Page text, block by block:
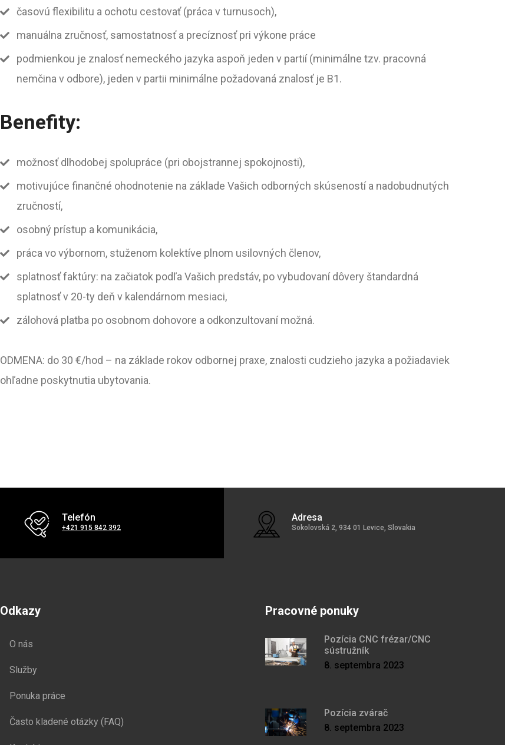
časovú flexibilitu a ochotu cestovať (práca v turnusoch),
manuálna zručnosť, samostatnosť a precíznosť pri výkone práce
podmienkou je znalosť nemeckého jazyka aspoň jeden v partií (minimálne tzv. pracovná
nemčina v odbore), jeden v partii minimálne požadovaná znalosť je B1.
Benefity:
možnosť dlhodobej spolupráce (pri obojstrannej spokojnosti),
motivujúce finančné ohodnotenie na základe Vašich odborných skúseností a nadobudnutých
zručností,
osobný prístup a komunikácia,
práca vo výbornom, stuženom kolektíve plnom usilovných členov,
splatnosť faktúry: na začiatok podľa Vašich predstáv, po vybudovaní dôvery štandardná
splatnosť v 20-ty deň v kalendárnom mesiaci,
zálohová platba po osobnom dohovore a odkonzultovaní možná.
ODMENA: do 30 €/hod – na základe rokov odbornej praxe, znalosti cudzieho jazyka a požiadaviek
ohľadne poskytnutia ubytovania.
Telefón
+421 915 842 392
Adresa
Sokolovská 2, 934 01 Levice, Slovakia
Odkazy
O nás
Služby
Ponuka práce
Často kladené otázky (FAQ)
Pracovné ponuky
Pozícia CNC frézar/CNC
sústružník
8. septembra 2023
Pozícia zvárač
8. septembra 2023